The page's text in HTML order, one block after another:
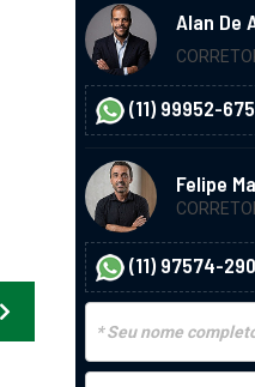
Alan De
(11) 99952-
Felipe
(11) 97574-